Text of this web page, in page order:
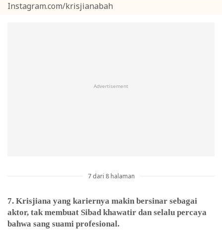
Instagram.com/krisjianabah
Advertisement
7 dari 8 halaman
7. Krisjiana yang kariernya makin bersinar sebagai
aktor, tak membuat Sibad khawatir dan selalu percaya
bahwa sang suami profesional.